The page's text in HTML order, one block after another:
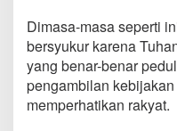
Dimasa-masa seperti
bersyukur karena
yang benar-benar
pengambilan
memperhatikan rakyat.